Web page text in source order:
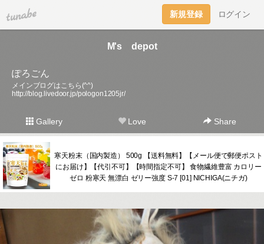
tuna.be 新規登録 ログイン
M's depot
ぽろごん
メインブログはこちら(^^)
http://blog.livedoor.jp/pologon1205jr/
Gallery Love Share
寒天粉末（国内製造） 500g 【送料無料】【メール便で郵便ポスト
にお届け】【代引不可】【時間指定不可】 食物繊維豊富 カロリー
ゼロ 粉寒天 無漂白 ゼリー強度 S-7 [01] NICHIGA(ニチガ)